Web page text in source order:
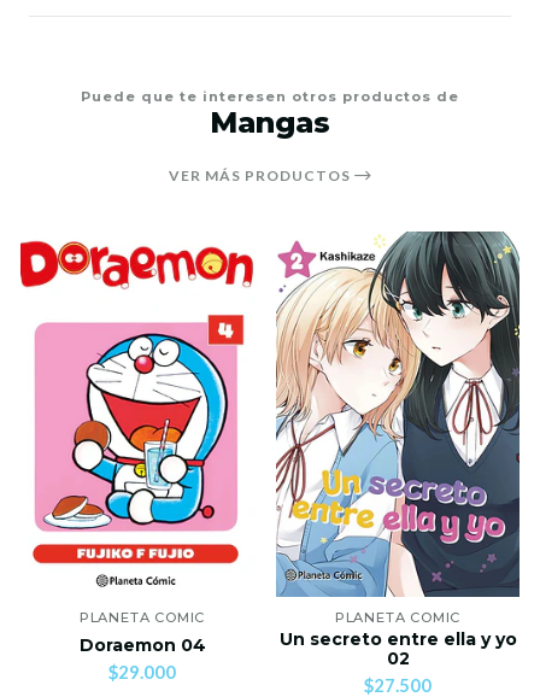
Puede que te interesen otros productos de
Mangas
VER MÁS PRODUCTOS
PLANETA COMIC
Doraemon 04
$29.000
PLANETA COMIC
Un secreto entre ella y yo
02
$27.500